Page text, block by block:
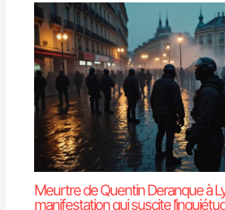
Meurtre de Quentin Deranque à
manifestation qui suscite